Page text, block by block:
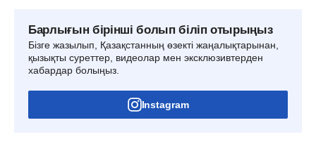
Барлығын бірінші болып біліп отырыңыз
Бізге жазылып, Қазақстанның өзекті жаңалықтарынан,
қызықты суреттер, видеолар мен эксклюзивтерден
хабардар болыңыз.
Instagram